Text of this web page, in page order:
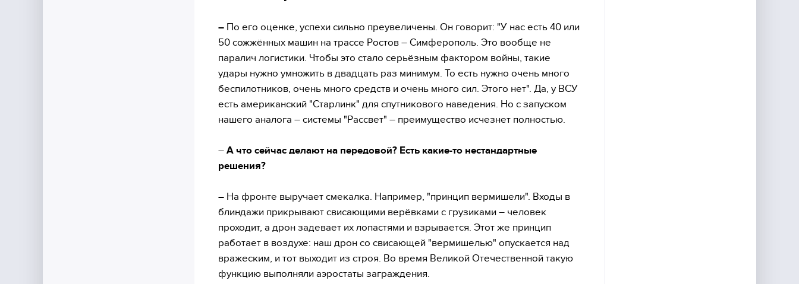
– По его оценке, успехи сильно преувеличены. Он говорит: "У нас есть 40 или
50 сожжённых машин на трассе Ростов – Симферополь. Это вообще не
паралич логистики. Чтобы это стало серьёзным фактором войны, такие
удары нужно умножить в двадцать раз минимум. То есть нужно очень много
беспилотников, очень много средств и очень много сил. Этого нет". Да, у ВСУ
есть американский "Старлинк" для спутникового наведения. Но с запуском
нашего аналога – системы "Рассвет" – преимущество исчезнет полностью.
– А что сейчас делают на передовой? Есть какие-то нестандартные
решения?
– На фронте выручает смекалка. Например, "принцип вермишели". Входы в
блиндажи прикрывают свисающими верёвками с грузиками – человек
проходит, а дрон задевает их лопастями и взрывается. Этот же принцип
работает в воздухе: наш дрон со свисающей "вермишелью" опускается над
вражеским, и тот выходит из строя. Во время Великой Отечественной такую
функцию выполняли аэростаты заграждения.